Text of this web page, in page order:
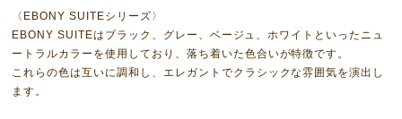
〈EBONY SUITEシリーズ〉
EBONY SUITEはブラック、グレー、ベージュ、ホワイトといったニュ
ートラルカラーを使用しており、落ち着いた色合いが特徴です。
これらの色は互いに調和し、エレガントでクラシックな雰囲気を演出し
ます。